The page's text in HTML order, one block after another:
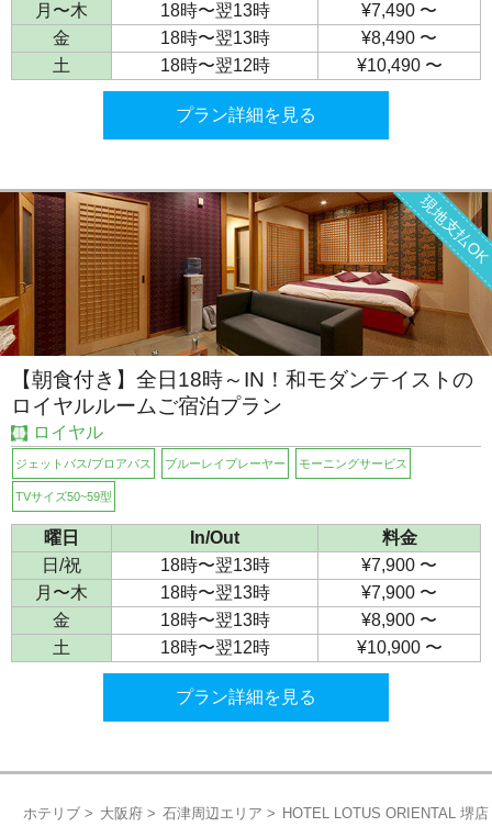
月〜木
18時〜翌13時
¥7,490 〜
金
18時〜翌13時
¥8,490 〜
土
18時〜翌12時 ¥10,490 〜
プラン詳細を見る
現地支払OK
【朝食付き】全日18時～IN！和モダンテイストの
ロイヤルルームご宿泊プラン
ロイヤル
ジェットバス/ブロアバス ブルーレイプレーヤー モーニングサービス
TVサイズ50~59型
曜日 In/Out
料金
日/祝
18時〜翌13時
¥7,900 〜
月〜木
18時〜翌13時
¥7,900 〜
金
18時〜翌13時
¥8,900 〜
土
18時〜翌12時 ¥10,900 〜
プラン詳細を見る
ホテリブ 大阪府 石津周辺エリア HOTEL LOTUS ORIENTAL 堺店